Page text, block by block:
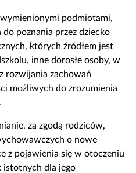
podmiotami,
poznania przez dziecko
których źródłem jest
inne dorosłe osoby, w
rozwijania zachowań
możliwych do zrozumienia
za zgodą rodziców,
o nowe
z pojawienia się w otoczeniu
istotnych dla jego